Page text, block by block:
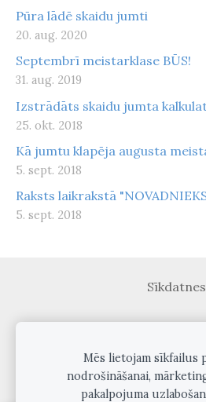
Pūra lādē skaidu jumti
20. aug. 2020
Septembrī meistarklase BŪS!
31. aug. 2019
Izstrādāts skaidu jumta
25. okt. 2018
Kā jumtu klapēja augusta
5. sept. 2018
Raksts laikrakstā
5. sept. 2018
Sīkdatnes
Mēs lietojam sīkfailus
nodrošināšanai,
pakalpojuma